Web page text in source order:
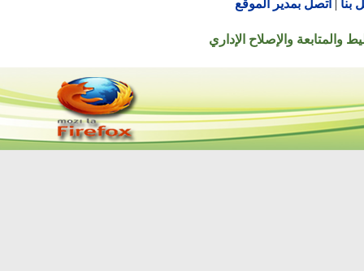
| اتصل بمدير الموقع
والإصلاح الإداري